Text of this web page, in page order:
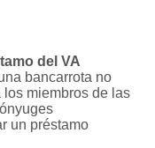
del VA
bancarrota no
miembros de las
un préstamo